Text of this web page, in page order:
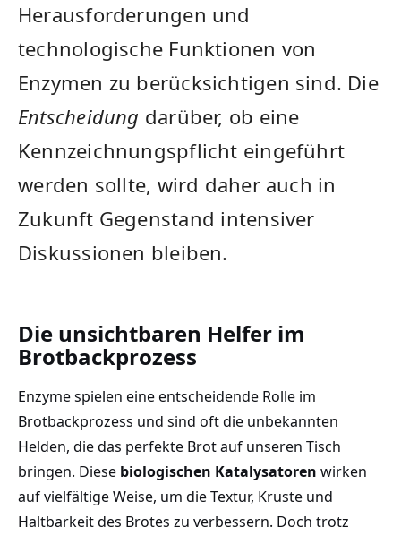
Herausforderungen‌ und
technologische Funktionen​ von
‌Enzymen ‍zu berücksichtigen sind. Die
Entscheidung darüber, ob eine
Kennzeichnungspflicht eingeführt
⁣werden sollte, wird ​daher auch in⁤
Zukunft Gegenstand ⁤intensiver
Diskussionen bleiben.
Die unsichtbaren Helfer im
Brotbackprozess
Enzyme spielen‍ eine entscheidende Rolle im
Brotbackprozess und sind oft ⁤die unbekannten
Helden, die das perfekte Brot auf unseren ​Tisch
bringen. Diese biologischen Katalysatoren wirken
auf‌ vielfältige Weise, um die Textur, Kruste und
Haltbarkeit ​des Brotes zu verbessern. Doch trotz​